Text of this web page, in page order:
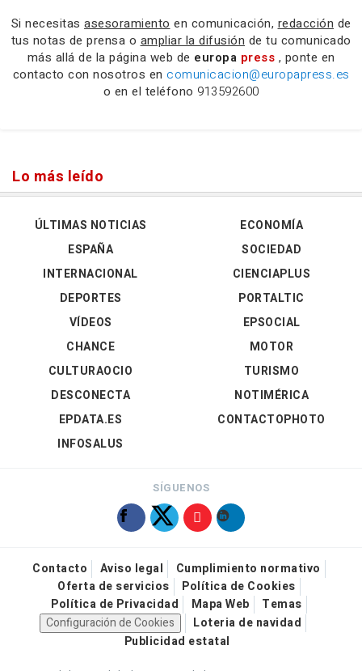
Si necesitas asesoramiento en comunicación, redacción de
tus notas de prensa o ampliar la difusión de tu comunicado
más allá de la página web de europa press , ponte en
contacto con nosotros en comunicacion@europapress.es
o en el teléfono 913592600
Lo más leído
ÚLTIMAS NOTICIAS
ESPAÑA
INTERNACIONAL
DEPORTES
VÍDEOS
ECONOMÍA
SOCIEDAD
CIENCIAPLUS
PORTALTIC
EPSOCIAL
CHANCE
CULTURAOCIO
DESCONECTA
EPDATA.ES
INFOSALUS
MOTOR
TURISMO
NOTIMÉRICA
CONTACTOPHOTO
SÍGUENOS
Contacto Aviso legal
Cumplimiento normativo
Oferta de servicios
Política de Cookies
Política de Privacidad
Mapa Web
Temas
Configuración de Cookies
Loteria de navidad
Publicidad estatal